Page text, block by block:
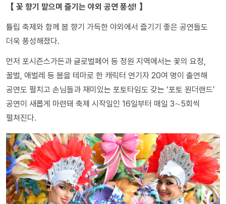
【 꽃 향기 맡으며 즐기는 야외 공연 풍성! 】
튤립 축제와 함께 봄 향기 가득한 야외에서 즐기기 좋은 공연들도
더욱 풍성해졌다.
먼저 포시즌스가든과 글로벌페어 등 정원 지역에서는 꽃의 요정,
꿀벌, 애벌레 등 봄을 테마로 한 캐릭터 연기자 20여 명이 출연해
공연도 펼치고 손님들과 재미있는 포토타임도 갖는 ‘포토 원더랜드’
공연이 새롭게 마련돼 축제 시작일인 16일부터 매일 3∼5회씩
펼쳐진다.